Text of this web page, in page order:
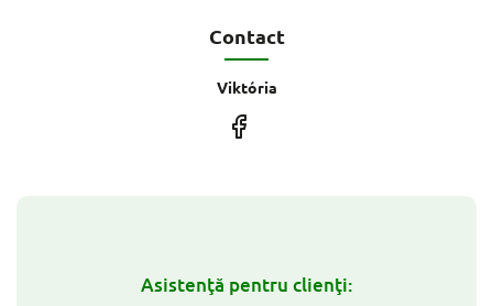
Asistenţă pentru clienţi:
Contact
Viktória